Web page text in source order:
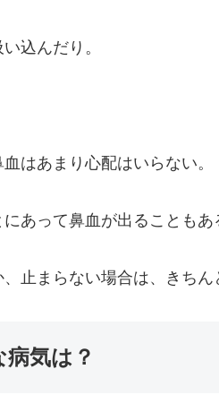
込んだり。
はあまり心配はいらない。
あって鼻血が出ることもあ
止まらない場合は、きちん
気は？